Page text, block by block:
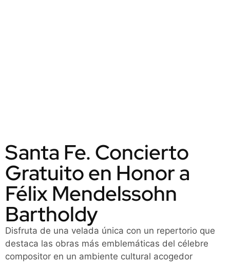
Santa Fe. Concierto
Gratuito en Honor a
Félix Mendelssohn
Bartholdy
Disfruta de una velada única con un repertorio que
destaca las obras más emblemáticas del célebre
compositor en un ambiente cultural acogedor